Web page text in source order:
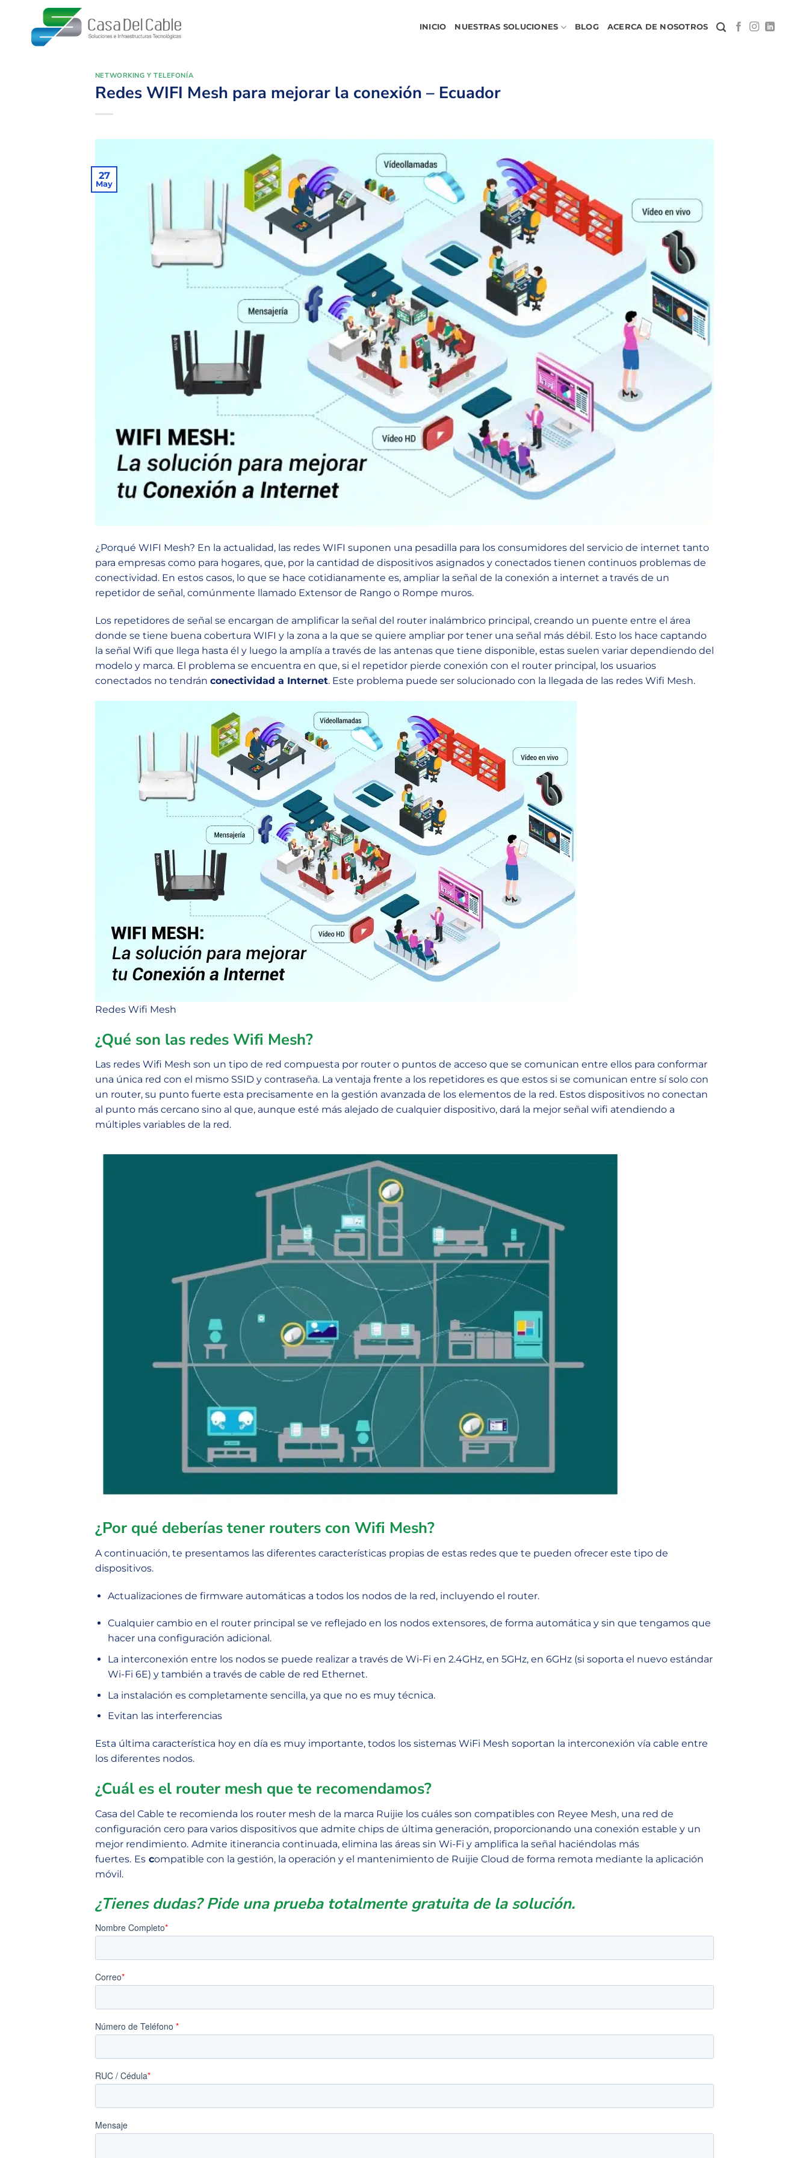
contenido
INICIO NUESTRAS SOLUCIONES BLOG ACERCA DE NOSOTROS
NETWORKING Y TELEFONÍA
Redes WIFI Mesh para mejorar la conexión – Ecuador
27
May
¿Porqué WIFI Mesh? En la actualidad, las redes WIFI suponen una pesadilla para los consumidores del servicio de internet tanto
para empresas como para hogares, que, por la cantidad de dispositivos asignados y conectados tienen continuos problemas de
conectividad. En estos casos, lo que se hace cotidianamente es, ampliar la señal de la conexión a internet a través de un
repetidor de señal, comúnmente llamado Extensor de Rango o Rompe muros.
Los repetidores de señal se encargan de amplificar la señal del router inalámbrico principal, creando un puente entre el área
donde se tiene buena cobertura WIFI y la zona a la que se quiere ampliar por tener una señal más débil. Esto los hace captando
la señal Wifi que llega hasta él y luego la amplía a través de las antenas que tiene disponible, estas suelen variar dependiendo del
modelo y marca. El problema se encuentra en que, si el repetidor pierde conexión con el router principal, los usuarios
conectados no tendrán conectividad a Internet. Este problema puede ser solucionado con la llegada de las redes Wifi Mesh.
Redes Wifi Mesh
¿Qué son las redes Wifi Mesh?
Las redes Wifi Mesh son un tipo de red compuesta por router o puntos de acceso que se comunican entre ellos para conformar
una única red con el mismo SSID y contraseña. La ventaja frente a los repetidores es que estos si se comunican entre sí solo con
un router, su punto fuerte esta precisamente en la gestión avanzada de los elementos de la red. Estos dispositivos no conectan
al punto más cercano sino al que, aunque esté más alejado de cualquier dispositivo, dará la mejor señal wifi atendiendo a
múltiples variables de la red.
¿Por qué deberías tener routers con Wifi Mesh?
A continuación, te presentamos las diferentes características propias de estas redes que te pueden ofrecer este tipo de
dispositivos.
Actualizaciones de firmware automáticas a todos los nodos de la red, incluyendo el router.
Cualquier cambio en el router principal se ve reflejado en los nodos extensores, de forma automática y sin que tengamos que
hacer una configuración adicional.
La interconexión entre los nodos se puede realizar a través de Wi-Fi en 2.4GHz, en 5GHz, en 6GHz (si soporta el nuevo estándar
Wi-Fi 6E) y también a través de cable de red Ethernet.
La instalación es completamente sencilla, ya que no es muy técnica.
Evitan las interferencias
Esta última característica hoy en día es muy importante, todos los sistemas WiFi Mesh soportan la interconexión vía cable entre
los diferentes nodos.
¿Cuál es el router mesh que te recomendamos?
Casa del Cable te recomienda los router mesh de la marca Ruijie los cuáles son compatibles con Reyee Mesh, una red de
configuración cero para varios dispositivos que admite chips de última generación, proporcionando una conexión estable y un
mejor rendimiento. Admite itinerancia continuada, elimina las áreas sin Wi-Fi y amplifica la señal haciéndolas más
fuertes. Escompatible con la gestión, la operación y el mantenimiento de Ruijie Cloud de forma remota mediante la aplicación
móvil.
¿Tienes dudas? Pide una prueba totalmente gratuita de la solución.